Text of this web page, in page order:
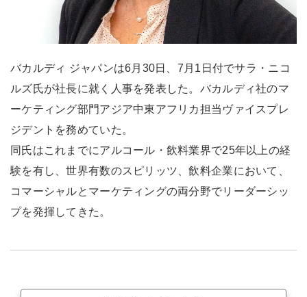
バカルディ ジャパンは6月30日、7月1日付でサラ・ニコ
ルズ氏が社長に就く人事を発表した。バカルディ社のマ
ーケティング部門アジア中東アフリカ担当ヴァイスプレ
ジデントを務めていた。
同氏はこれまでにアルコール・飲料業界で25年以上の経
験を有し、世界有数のスピリッツ、飲料企業において、
コマーシャルとマーケティングの両分野でリーダーシッ
プを発揮してきた。